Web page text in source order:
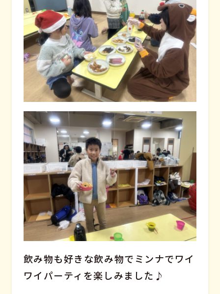
飲み物も好きな飲み物でミンナでワイ
ワイパーティを楽しみました♪